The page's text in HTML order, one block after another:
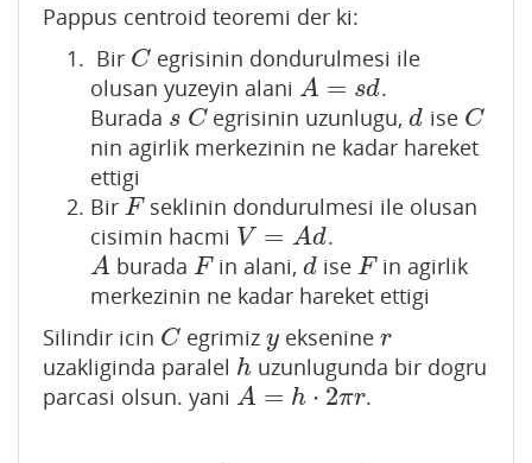
Pappus centroid teoremi der ki:
Bir C
C egrisinin dondurulmesi ile
olusan yuzeyin alani A = sd
A= sd
.
Burada s
s C
C egrisinin uzunlugu,d
d ise C
C
nin agirlik merkezinin ne kadar hareket
ettigi
Bir F
F seklinin dondurulmesi ile olusan
cisimin hacmi V = Ad
V= Ad .
A
A burada F
F in alani,d
d iseF
F in agirlik
merkezinin ne kadar hareket ettigi
Silindir icin C
C egrimiz y
y ekseniner
r
uzakliginda paralel h
huzunlugunda bir dogru
parcasi olsun. yani A = h ⋅ 2πr
A= h⋅2π r .